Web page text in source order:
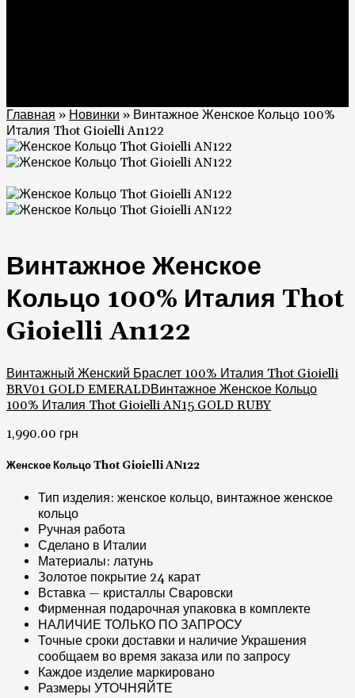
Главная » Новинки » Винтажное Женское Кольцо 100%
Италия Thot Gioielli An122
Винтажное Женское
Кольцо 100% Италия Thot
Gioielli An122
Винтажный Женский Браслет 100% Италия Thot Gioielli
BRV01 GOLD EMERALDВинтажное Женское Кольцо
100% Италия Thot Gioielli AN15 GOLD RUBY
1,990.00 грн
Женское Кольцо Thot Gioielli AN122
Тип изделия: женское кольцо, винтажное женское
кольцо
Ручная работа
Сделано в Италии
Материалы: латунь
Золотое покрытие 24 карат
Вставка — кристаллы Сваровски
Фирменная подарочная упаковка в комплекте
НАЛИЧИЕ ТОЛЬКО ПО ЗАПРОСУ
Точные сроки доставки и наличие Украшения
сообщаем во время заказа или по запросу
Каждое изделие маркировано
Размеры УТОЧНЯЙТЕ